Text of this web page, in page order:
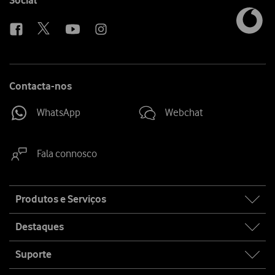
Contacta-nos
WhatsApp Webchat
Fala connosco
map
Produtos e Serviços
Destaques
Suporte